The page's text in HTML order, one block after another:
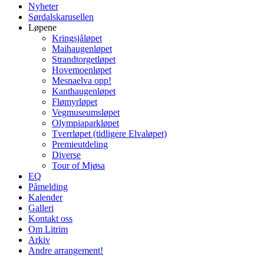
Nyheter
Sørdalskarusellen
Løpene
Kringsjåløpet
Maihaugenløpet
Strandtorgetløpet
Hovemoenløpet
Mesnaelva opp!
Kanthaugenløpet
Flømyrløpet
Vegmuseumsløpet
Olympiaparkløpet
Tverrløpet (tidligere Elvaløpet)
Premieutdeling
Diverse
Tour of Mjøsa
EQ
Påmelding
Kalender
Galleri
Kontakt oss
Om Litrim
Arkiv
Andre arrangement!